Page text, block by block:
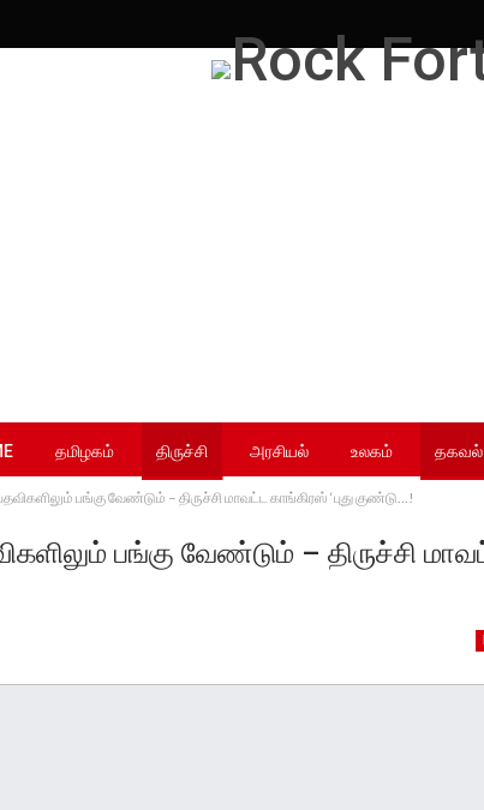
தமிழகம் திருச்சி அரசியல் உலகம் தகவல்
பங்கு வேண்டும் – திருச்சி மாவட்ட காங்கிரஸ் ‘புது குண்டு…!
பங்கு வேண்டும் – திருச்சி